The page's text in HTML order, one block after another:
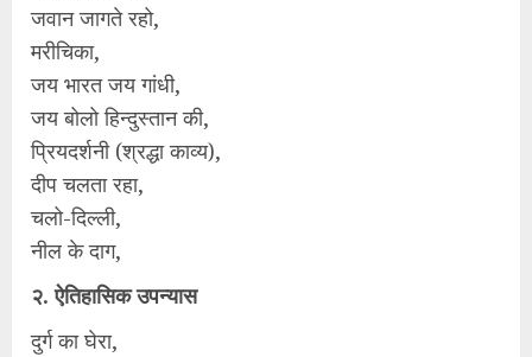
जवान जागते रहो,
मरीचिका,
जय भारत जय गांधी,
जय बोलो हिन्दुस्तान की,
प्रियदर्शनी (श्रद्धा काव्य),
दीप चलता रहा,
चलो-दिल्ली,
नील के दाग,
२. ऐतिहासिक उपन्यास
दुर्ग का घेरा,